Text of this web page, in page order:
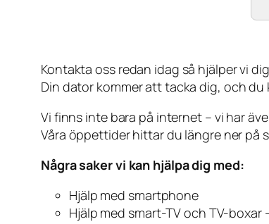
Kontakta oss redan idag så hjälper vi
Din dator kommer att tacka dig, och
Vi finns inte bara på internet – vi har
Våra öppettider hittar du längre ner på
Några saker vi kan hjälpa dig med:
Hjälp med smartphone
Hjälp med smart-TV och TV-boxar